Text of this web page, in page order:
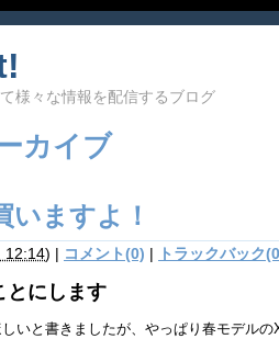
様々な情報を配信するブログ
カイブ
いますよ！
12:14) | コメント(0) | トラックバック
にします
いと書きましたが、やっぱり春モデルの